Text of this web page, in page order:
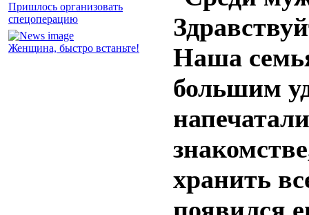
Пришлось организовать
спецоперацию
Женщина, быстро встаньте!
Наша
большим
хранить